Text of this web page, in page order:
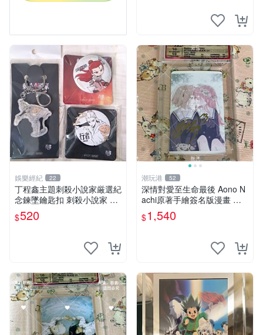
娛樂經紀 22
丁程鑫主題刺殺小說家厳選紀
念鍊墜鑰匙扣 刺殺小說家 丁
程鑫 鍊墜
$520
潮玩港 52
深情對愛至生命最後 Aono N
achi原著手繪簽名版漫畫 親
筆簽名限定收藏 命終不渝之
戀情 漫畫珍藏品
$1,540